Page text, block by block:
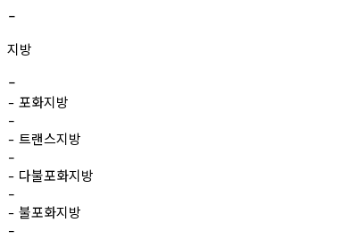
-
지방
-
- 포화지방
-
- 트랜스지방
-
- 다불포화지방
-
- 불포화지방
-